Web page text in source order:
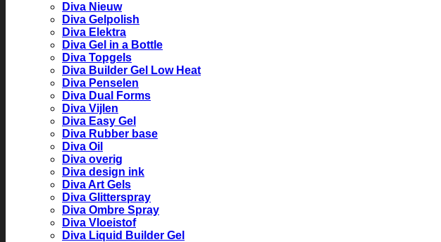
Diva Nieuw
Diva Gelpolish
Diva Elektra
Diva Gel in a Bottle
Diva Topgels
Diva Builder Gel Low Heat
Diva Penselen
Diva Dual Forms
Diva Vijlen
Diva Easy Gel
Diva Rubber base
Diva Oil
Diva overig
Diva design ink
Diva Art Gels
Diva Glitterspray
Diva Ombre Spray
Diva Vloeistof
Diva Liquid Builder Gel